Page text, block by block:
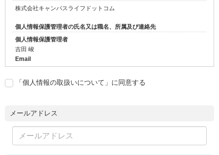
株式会社キャンパスライフドットコム
個人情報保護管理者の氏名又は職名、所属及び連絡先
個人情報保護管理者
吉田 峻
Email
info@tsukuie.com
お問い合わせフォームで取得した個人情報の利用目的
的の範囲内で利用し、目的外の利用はいたしません。
お問い合わせに関する対応のため
当社が取得した個人情報の第三者への委託、提供について
「個人情報の取扱いについて」に同意する
メールアドレス